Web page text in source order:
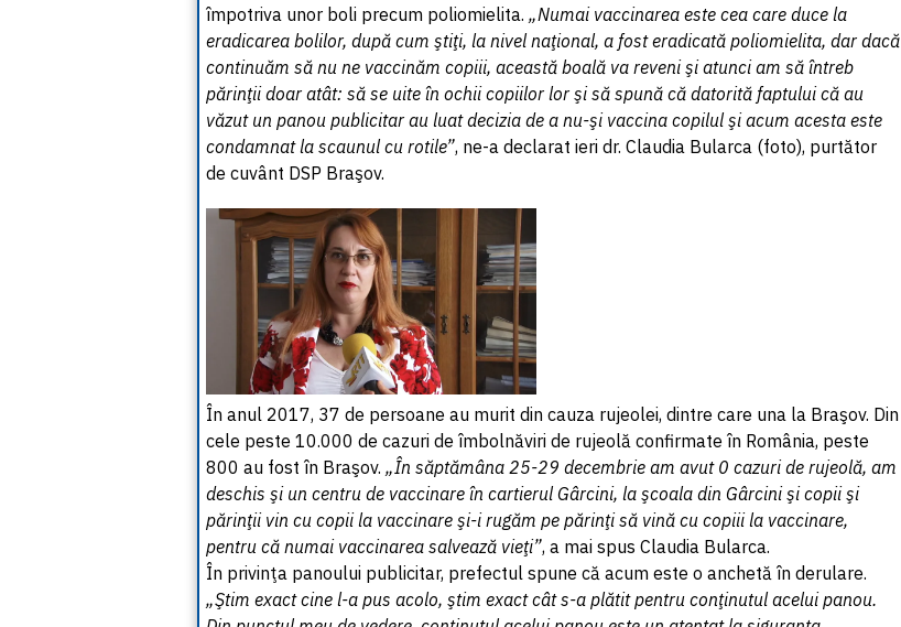
împotriva unor boli precum poliomielita. „Numai vaccinarea este cea care duce la
eradicarea bolilor, după cum ştiţi, la nivel naţional, a fost eradicată poliomielita, dar dacă
continuăm să nu ne vaccinăm copiii, această boală va reveni şi atunci am să întreb
părinţii doar atât: să se uite în ochii copiilor lor şi să spună că datorită faptului că au
văzut un panou publicitar au luat decizia de a nu-şi vaccina copilul şi acum acesta este
condamnat la scaunul cu rotile”, ne-a declarat ieri dr. Claudia Bularca (foto), purtător
de cuvânt DSP Braşov.
În anul 2017, 37 de persoane au murit din cauza rujeolei, dintre care una la Braşov. Din
cele peste 10.000 de cazuri de îmbolnăviri de rujeolă confirmate în România, peste
800 au fost în Braşov. „În săptămâna 25-29 decembrie am avut 0 cazuri de rujeolă, am
deschis şi un centru de vaccinare în cartierul Gârcini, la şcoala din Gârcini şi copii şi
părinţii vin cu copii la vaccinare şi-i rugăm pe părinţi să vină cu copiii la vaccinare,
pentru că numai vaccinarea salvează vieţi”, a mai spus Claudia Bularca.
În privinţa panoului publicitar, prefectul spune că acum este o anchetă în derulare.
„Ştim exact cine l-a pus acolo, ştim exact cât s-a plătit pentru conţinutul acelui panou.